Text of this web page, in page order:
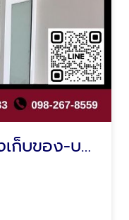
ติดตั้งตู้เสื้อผ้า-ชั้นวางเก็บของ-บานซิงค์ คลองสามวา